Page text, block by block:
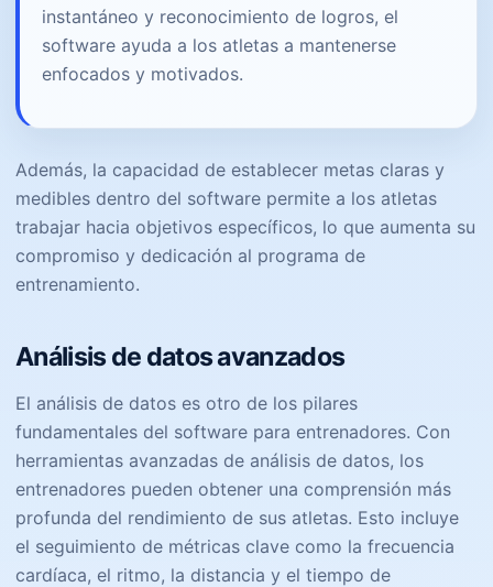
instantáneo y reconocimiento de logros, el
software ayuda a los atletas a mantenerse
enfocados y motivados.
Además, la capacidad de establecer metas claras y
medibles dentro del software permite a los atletas
trabajar hacia objetivos específicos, lo que aumenta su
compromiso y dedicación al programa de
entrenamiento.
Análisis de datos avanzados
El análisis de datos es otro de los pilares
fundamentales del software para entrenadores. Con
herramientas avanzadas de análisis de datos, los
entrenadores pueden obtener una comprensión más
profunda del rendimiento de sus atletas. Esto incluye
el seguimiento de métricas clave como la frecuencia
cardíaca, el ritmo, la distancia y el tiempo de